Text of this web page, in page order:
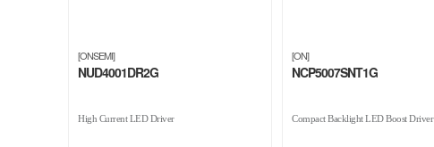
[ONSEMI]
NUD4001DR2G
High Current LED Driver
[ON]
NCP5007SNT1G
Compact Backlight LED Boost Driver